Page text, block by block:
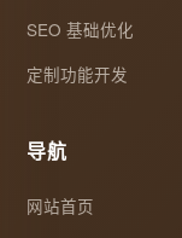
SEO 基础优化
定制功能开发
导航
网站首页